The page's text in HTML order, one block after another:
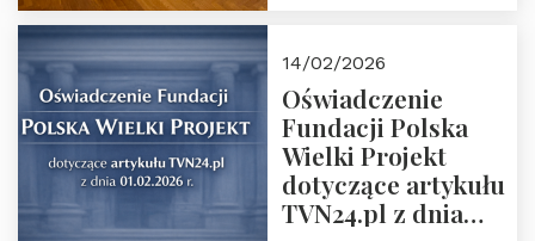
14/02/2026
Oświadczenie
Fundacji Polska
Wielki Projekt
dotyczące artykułu
TVN24.pl z dnia